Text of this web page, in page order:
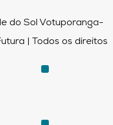
do Sol Votuporanga-
| Todos os direitos